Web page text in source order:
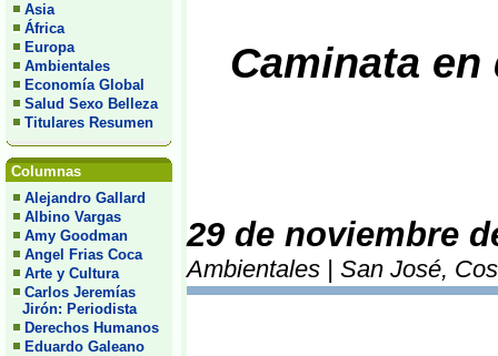
Asia
África
Europa
Ambientales
Economía Global
Salud Sexo Belleza
Titulares Resumen
Columnas
Alejandro Gallard
Albino Vargas
Amy Goodman
Angel Frias Coca
Arte y Cultura
Carlos Jeremías
Jirón: Periodista
Derechos Humanos
Eduardo Galeano
Caminata
29 de noviembre
Ambientales | San José,